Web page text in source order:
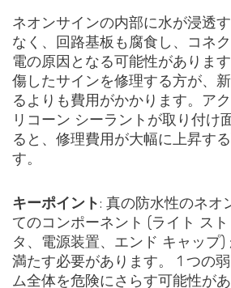
ネオンサインの内部に水が浸透
なく、回路基板も腐食し、コネ
電の原因となる可能性がありま
傷したサインを修理する方が、
るよりも費用がかかります。ア
リコーン シーラントが取り付け
ると、修理費用が大幅に上昇す
す。
キーポイント: 真の防水性のネオ
てのコンポーネント (ライト ス
タ、電源装置、エンド キャップ)
満たす必要があります。 1 つの
ム全体を危険にさらす可能性があ